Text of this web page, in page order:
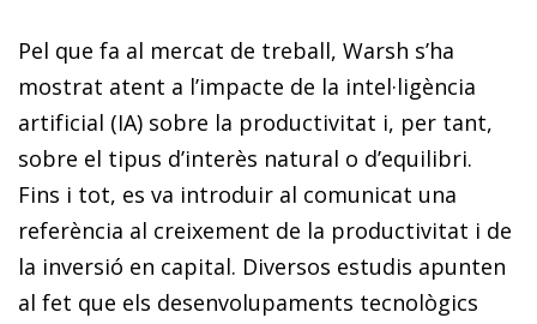
Pel que fa al mercat de treball, Warsh s’ha
mostrat atent a l’impacte de la intel·ligència
artificial (IA) sobre la productivitat i, per tant,
sobre el tipus d’interès natural o d’equilibri.
Fins i tot, es va introduir al comunicat una
referència al creixement de la productivitat i de
la inversió en capital. Diversos estudis apunten
al fet que els desenvolupaments tecnològics